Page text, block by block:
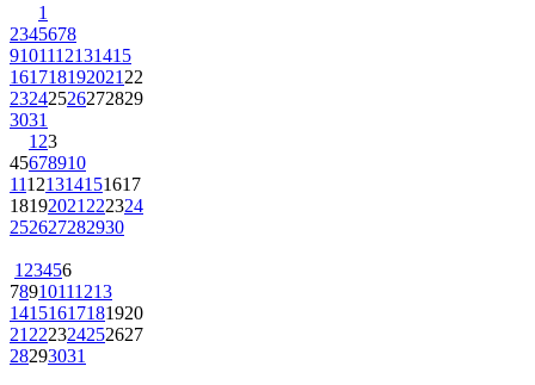
1
2345678
9101112131415
161718192021 22
23242526272829
3031
1 23
45678910
11121314151617
18192021 222324
252627282930
1 23456
78910111213
14151617181920
21 222324252627
28293031